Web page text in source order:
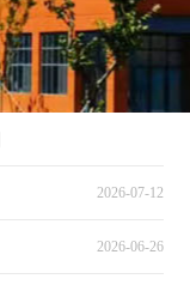
2026-07-12
2026-06-26